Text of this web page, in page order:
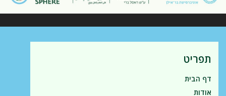
תפריט
דף הבית
אודות